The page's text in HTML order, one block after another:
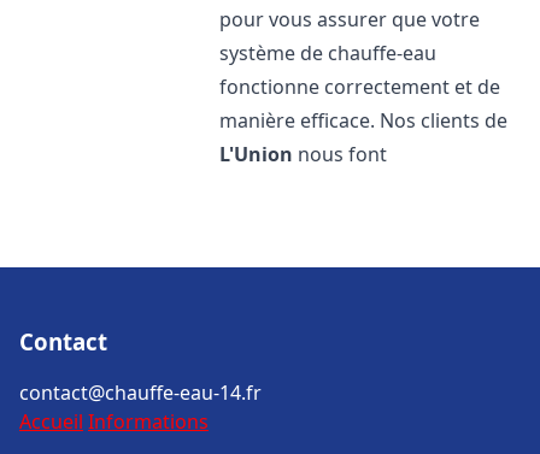
pour vous assurer que votre
système de chauffe-eau
fonctionne correctement et de
manière efficace. Nos clients de
L'Union nous font
Contact
contact@chauffe-eau-14.fr
Accueil Informations